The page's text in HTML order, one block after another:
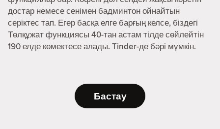
достар немесе сенімен бадминтон ойнайтын
серіктес тап. Егер басқа елге барғың келсе, біздегі
Төлқұжат функциясы 40-тан астам тілде сөйлейтін
190 елде көмектесе алады. Tinder-де бәрі мүмкін.
Бастау